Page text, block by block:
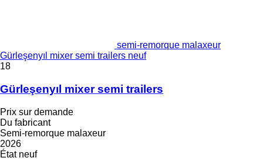
semi-remorque malaxeur
Gürleşenyıl mixer semi trailers neuf
18
Gürleşenyıl mixer semi trailers
Prix sur demande
Du fabricant
Semi-remorque malaxeur
2026
Étatneuf